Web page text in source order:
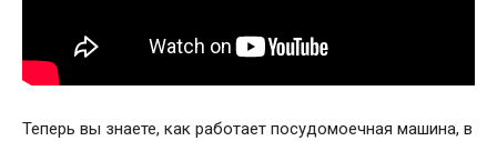
Теперь вы знаете, как работает посудомоечная машина, в